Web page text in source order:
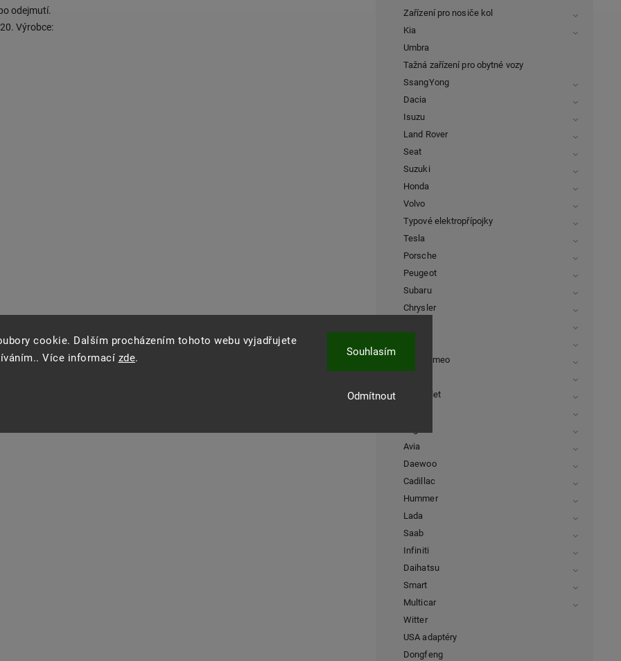
cookie. Dalším procházením tohoto webu vyjadřujete
Více informací zde.
Odmítnout
Souhlasím
Zařízení pro nosiče kol
Kia
Umbra
Tažná zařízení pro obytné vozy
SsangYong
Dacia
Isuzu
Land Rover
Seat
Suzuki
Honda
Volvo
Typové elektropřípojky
Tesla
Porsche
Peugeot
Subaru
Chrysler
Alfa Romeo
Chevrolet
Avia
Daewoo
Cadillac
Hummer
Lada
Saab
Infiniti
Daihatsu
Smart
Multicar
Witter
USA adaptéry
Dongfeng
odejmutí.
Výrobce: